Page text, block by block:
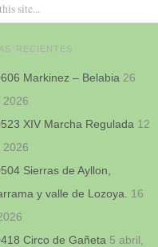
RECIENTES
Markinez – Belabia 26
2026
XIV Marcha Regulada 12
2026
Sierras de Ayllon,
y valle de Lozoya.
16
Circo de Gañeta 5 abril,